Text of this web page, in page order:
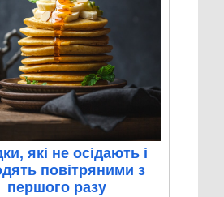
які не осідають і
повітряними з
першого разу